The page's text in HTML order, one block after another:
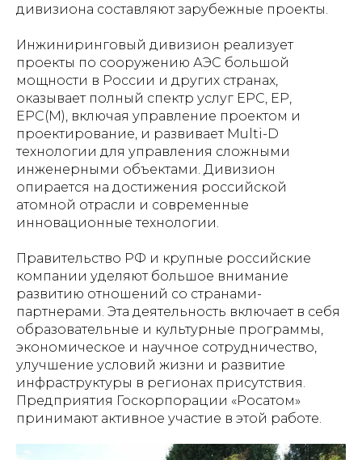
дивизиона составляют зарубежные проекты.
Инжиниринговый дивизион реализует
проекты по сооружению АЭС большой
мощности в России и других странах,
оказывает полный спектр услуг EPC, EP,
EPC(M), включая управление проектом и
проектирование, и развивает Multi-D
технологии для управления сложными
инженерными объектами. Дивизион
опирается на достижения российской
атомной отрасли и современные
инновационные технологии.
Правительство РФ и крупные российские
компании уделяют большое внимание
развитию отношений со странами-
партнерами. Эта деятельность включает в себя
образовательные и культурные программы,
экономическое и научное сотрудничество,
улучшение условий жизни и развитие
инфраструктуры в регионах присутствия.
Предприятия Госкорпорации «Росатом»
принимают активное участие в этой работе.